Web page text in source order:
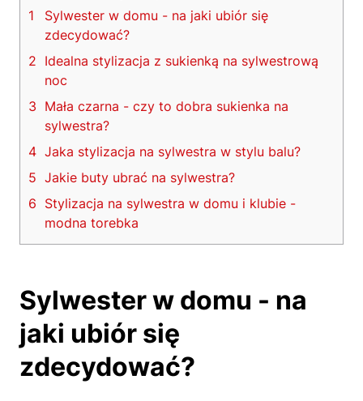
1
Sylwester w domu - na jaki ubiór się
zdecydować?
2 Idealna stylizacja z sukienką na sylwestrową
noc
3 Mała czarna - czy to dobra sukienka na
sylwestra?
4 Jaka stylizacja na sylwestra w stylu balu?
5 Jakie buty ubrać na sylwestra?
6 Stylizacja na sylwestra w domu i klubie -
modna torebka
Sylwester w domu - na
jaki ubiór się
zdecydować?